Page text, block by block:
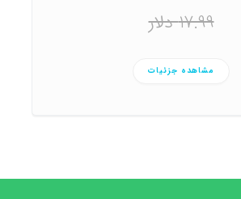
17.99 دلار
مشاهده جزئیات